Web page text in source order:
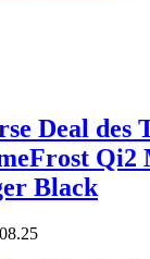
Deal des
Qi2
Black